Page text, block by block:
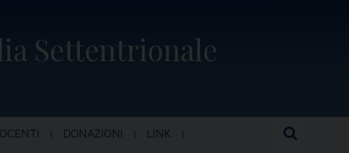
Settentrionale
DONAZIONI LINK